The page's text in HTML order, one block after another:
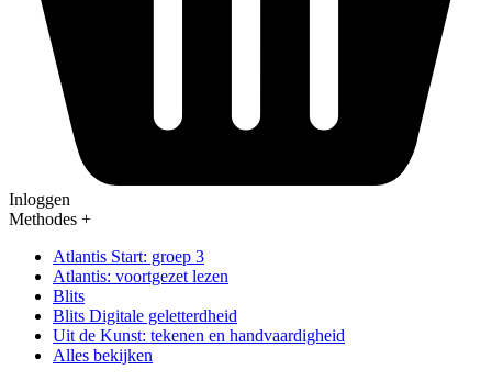
Inloggen
Methodes +
Atlantis Start: groep 3
Atlantis: voortgezet lezen
Blits
Blits Digitale geletterdheid
Uit de Kunst: tekenen en handvaardigheid
Alles bekijken